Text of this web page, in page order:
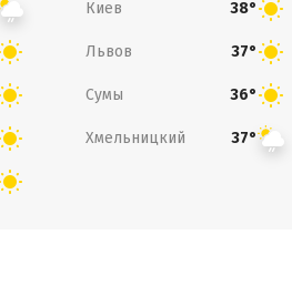
Киев 38°
Львов 37°
Сумы 36°
Хмельницкий 37°